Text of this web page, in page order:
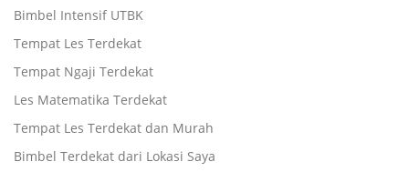
Bimbel Intensif UTBK
Tempat Les Terdekat
Tempat Ngaji Terdekat
Les Matematika Terdekat
Tempat Les Terdekat dan Murah
Bimbel Terdekat dari Lokasi Saya